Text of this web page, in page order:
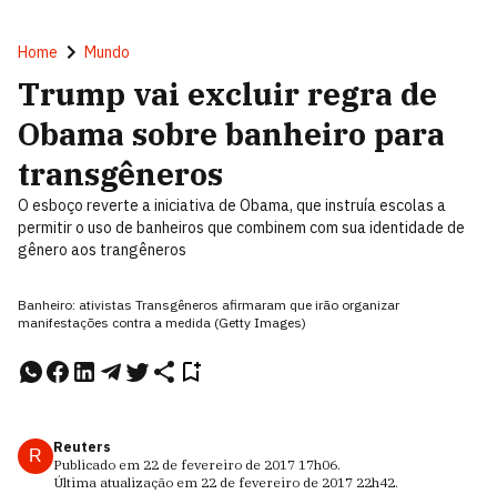
Home Mundo
Trump vai excluir regra de
Obama sobre banheiro para
transgêneros
O esboço reverte a iniciativa de Obama, que instruía escolas a
permitir o uso de banheiros que combinem com sua identidade de
gênero aos trangêneros
Banheiro: ativistas Transgêneros afirmaram que irão organizar
manifestações contra a medida (Getty Images)
R
Reuters
Publicado em 22 de fevereiro de 2017 17h06.
Última atualização em 22 de fevereiro de 2017 22h42.